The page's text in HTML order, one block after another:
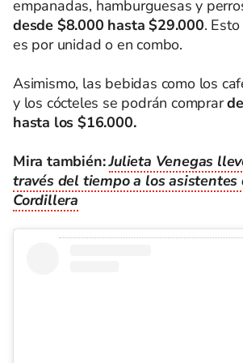
empanadas, hamburguesas y
desde $8.000 hasta $29.000.
es por unidad o en combo.
Asimismo, las bebidas como los
y los cócteles se podrán comprar
hasta los $16.000.
Mira también:Julieta Venegas
través del tiempo a los asistentes
Cordillera